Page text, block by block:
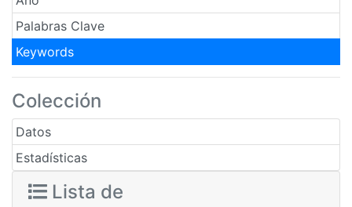
Palabras Clave
Keywords
Colección
Datos
Estadísticas
Lista de